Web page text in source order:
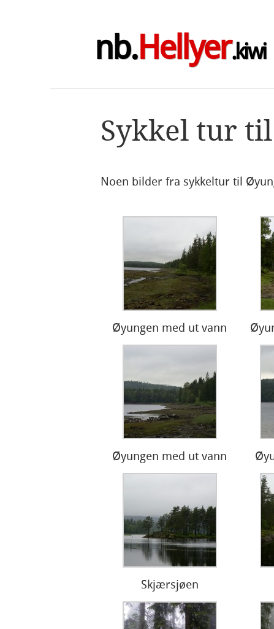
nb.Hellyer.kiwi
Sykkel tur
Noen bilder fra sykkeltur til
Øyungen med ut vann
Øyungen med ut vann
Skjærsjøen